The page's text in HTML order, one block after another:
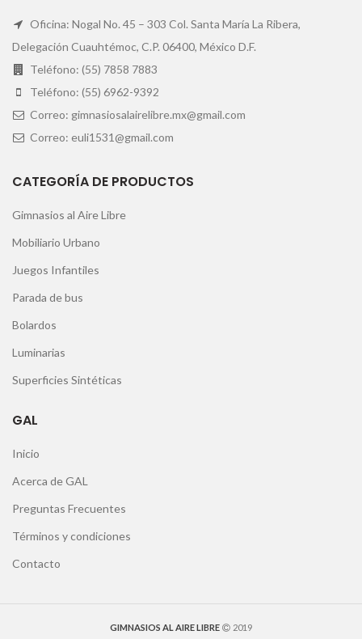
Oficina: Nogal No. 45 – 303 Col. Santa María La Ribera,
Delegación Cuauhtémoc, C.P. 06400, México D.F.
Teléfono: (55) 7858 7883
Teléfono: (55) 6962-9392
Correo: gimnasiosalairelibre.mx@gmail.com
Correo: euli1531@gmail.com
CATEGORÍA DE PRODUCTOS
Gimnasios al Aire Libre
Mobiliario Urbano
Juegos Infantiles
Parada de bus
Bolardos
Luminarias
Superficies Sintéticas
GAL
Inicio
Acerca de GAL
Preguntas Frecuentes
Términos y condiciones
Contacto
GIMNASIOS AL AIRE LIBRE 2019